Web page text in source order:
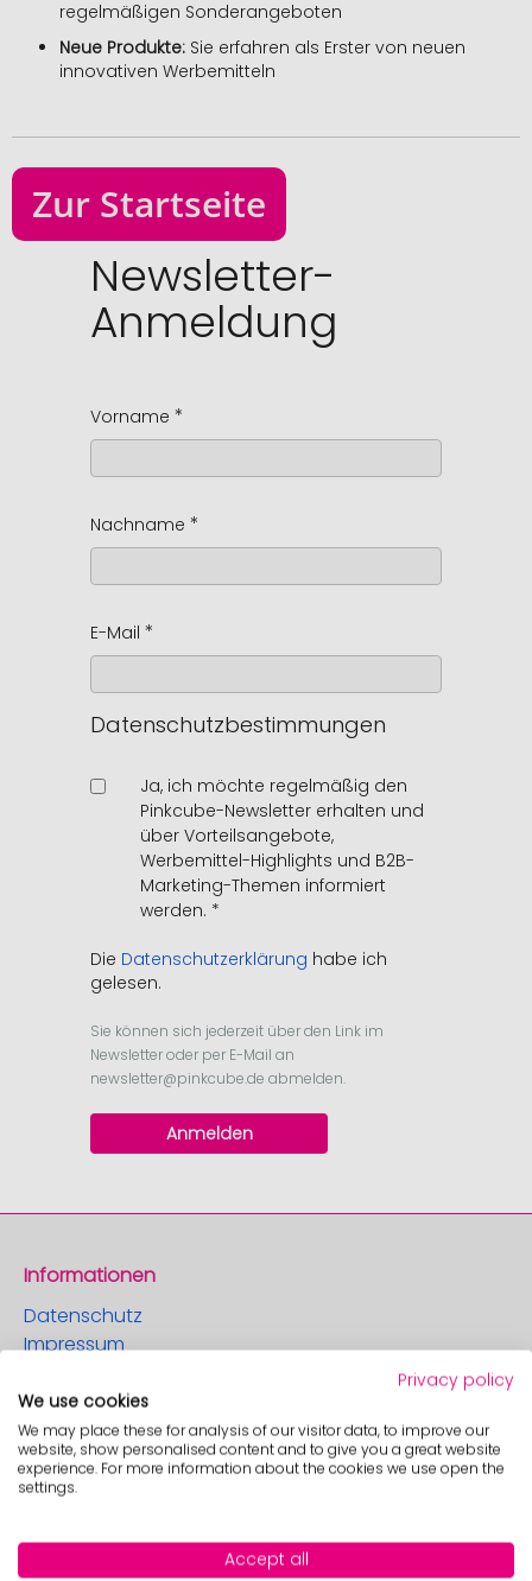
regelmäßigen Sonderangeboten
Neue Produkte: Sie erfahren als Erster von neuen
innovativen Werbemitteln
Zur Startseite
Newsletter-
Anmeldung
Vorname
Nachname
E-Mail
Datenschutzbestimmungen
Ja, ich möchte regelmäßig den
Pinkcube-Newsletter erhalten und
über Vorteilsangebote,
Werbemittel-Highlights und B2B-
Marketing-Themen informiert
werden.
Die Datenschutzerklärung habe ich
gelesen.
Sie können sich jederzeit über den Link im
Newsletter oder per E-Mail an
newsletter@pinkcube.de abmelden.
Anmelden
Informationen
Datenschutz
Impressum
Widerrufsrecht
Rechtliche Vorabinformationen
Kundenservice
Versandarten
Privacy policy
We use cookies
We may place these for analysis of our visitor data, to improve our
website, show personalised content and to give you a great website
experience. For more information about the cookies we use open the
settings.
Accept all